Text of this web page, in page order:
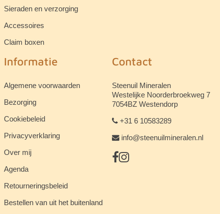
Sieraden en verzorging
Accessoires
Claim boxen
Informatie
Algemene voorwaarden
Bezorging
Cookiebeleid
Privacyverklaring
Over mij
Agenda
Retourneringsbeleid
Bestellen van uit het buitenland
Contact
Steenuil Mineralen
Westelijke Noorderbroekweg 7
7054BZ Westendorp
+31 6 10583289
info@steenuilmineralen.nl